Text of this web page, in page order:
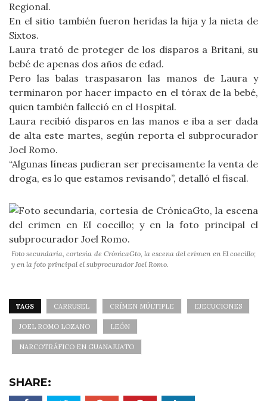
Regional.
En el sitio también fueron heridas la hija y la nieta de
Sixtos.
Laura trató de proteger de los disparos a Britani, su
bebé de apenas dos años de edad.
Pero las balas traspasaron las manos de Laura y
terminaron por hacer impacto en el tórax de la bebé,
quien también falleció en el Hospital.
Laura recibió disparos en las manos e iba a ser dada
de alta este martes, según reporta el subprocurador
Joel Romo.
“Algunas líneas pudieran ser precisamente la venta de
droga, es lo que estamos revisando”, detalló el fiscal.
Foto secundaria, cortesía de CrónicaGto, la escena del crimen en El coecillo;
y en la foto principal el subprocurador Joel Romo.
TAGS CARRUSEL CRÍMEN MÚLTIPLE EJECUCIONES
JOEL ROMO LOZANO LEÓN
NARCOTRÁFICO EN GUANAJUATO
SHARE: